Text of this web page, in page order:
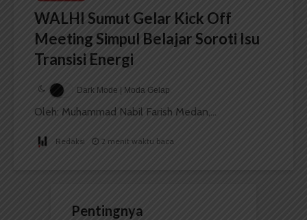
WALHI Sumut Gelar Kick Off
Meeting Simpul Belajar Soroti Isu
Transisi Energi
Dark Mode | Moda Gelap
Oleh: Muhammad Nabil Farish Medan,...
Redaksi 2 menit waktu baca
Pentingnya